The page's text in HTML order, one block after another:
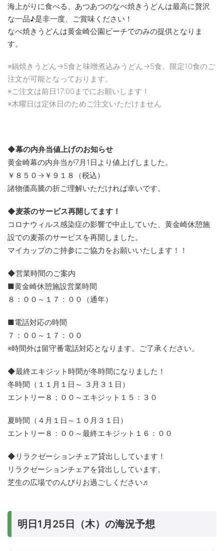
海上がりに食べる、あつあつのなべ焼きうどんは最高に贅沢
な一品♪是非一度、ご賞味ください！
なべ焼きうどんは黄金崎公園ビーチでのみの提供となりま
す。
※鍋焼きうどん→5食と味噌煮込みうどん→5食。限定10食のご
注文が可能となっております。
※ご注文は前日17:00までにお願いします！
※木曜日は定休日のためご注文いただけません
◆幕の内弁当値上げのお知らせ
黄金崎幕の内弁当が7月1日より値上げしました。
￥８５０→￥９１８（税込）
諸物価高騰の折ご理解いただければ幸いです。
◆麦茶のサービス再開してます！
コロナウィルス感染症の影響で中止していた、黄金崎休憩施
設での麦茶のサービスを再開しました。
マイカップのご持参にご協力をお願いいたします！！
◆営業時間のご案内
■黄金崎休憩施設営業時間
８：００～１７：００（通年）
■電話対応の時間
７：００～１７：００
※時間外は留守番電話対応となります。ご了承ください。
◆最終エキジット時間が冬時間になりました！
冬時間（１１月１日～ ３月３１日）
エントリー８；００～エキジット１５：３０
夏時間（４月１日～１０月３１日）
エントリー８：００～最終エキジット１６：００
◆リラクゼーションチェア貸出ししています！
リラクゼーションチェアを貸出ししています。
芝生の広場でのんびりお過ごしください♬
明日1月25日（木）の海況予想